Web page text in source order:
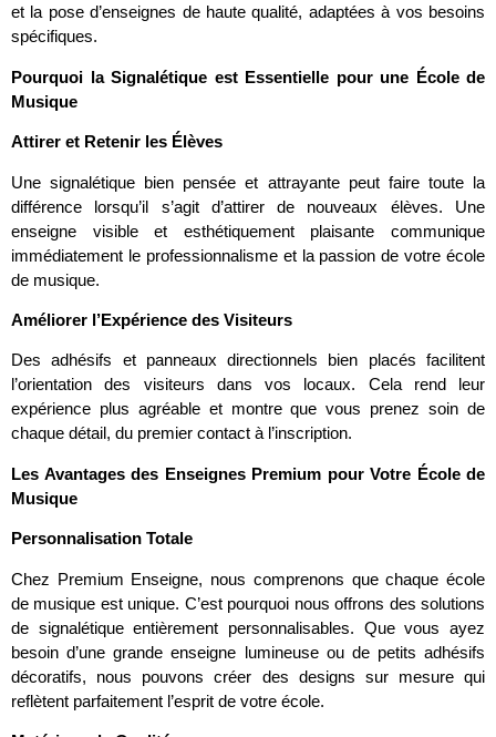
et la pose d’enseignes de haute qualité, adaptées à vos besoins
spécifiques.
Pourquoi la Signalétique est Essentielle pour une École de
Musique
Attirer et Retenir les Élèves
Une signalétique bien pensée et attrayante peut faire toute la
différence lorsqu’il s’agit d’attirer de nouveaux élèves. Une
enseigne visible et esthétiquement plaisante communique
immédiatement le professionnalisme et la passion de votre école
de musique.
Améliorer l’Expérience des Visiteurs
Des adhésifs et panneaux directionnels bien placés facilitent
l’orientation des visiteurs dans vos locaux. Cela rend leur
expérience plus agréable et montre que vous prenez soin de
chaque détail, du premier contact à l’inscription.
Les Avantages des Enseignes Premium pour Votre École de
Musique
Personnalisation Totale
Chez Premium Enseigne, nous comprenons que chaque école
de musique est unique. C’est pourquoi nous offrons des solutions
de signalétique entièrement personnalisables. Que vous ayez
besoin d’une grande enseigne lumineuse ou de petits adhésifs
décoratifs, nous pouvons créer des designs sur mesure qui
reflètent parfaitement l’esprit de votre école.